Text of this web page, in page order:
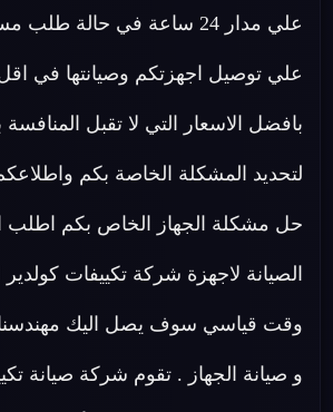
علي مدار 24 ساعة في حالة
علي توصيل اجهزتكم وصيانتها في
بافضل الاسعار التي لا تقبل
لتحديد المشكلة الخاصة بكم
حل مشكلة الجهاز الخاص بكم اطلب
الصيانة لاجهزة شركة تكييفات
وقت قياسي سوف يصل اليك مهندسنا
و صيانة الجهاز . تقوم شركة صيانة